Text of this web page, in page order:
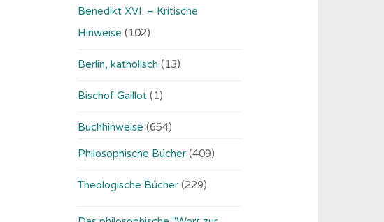
Benedikt XVI. – Kritische
Hinweise (102)
Berlin, katholisch (13)
Bischof Gaillot (1)
Buchhinweise (654)
Philosophische Bücher (409)
Theologische Bücher (229)